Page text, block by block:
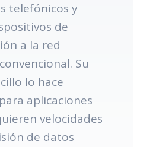
telefónicos y
de
a la red
Su
lo hace
aplicaciones
velocidades
de datos